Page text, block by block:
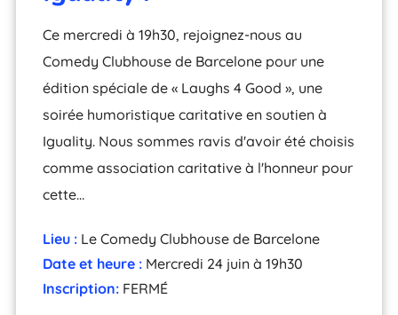
Ce mercredi à 19h30, rejoignez-nous au
Comedy Clubhouse de Barcelone pour une
édition spéciale de « Laughs 4 Good », une
soirée humoristique caritative en soutien à
Iguality. Nous sommes ravis d'avoir été choisis
comme association caritative à l'honneur pour
cette…
Lieu : Le Comedy Clubhouse de Barcelone
Date et heure : Mercredi 24 juin à 19h30
Inscription: FERMÉ